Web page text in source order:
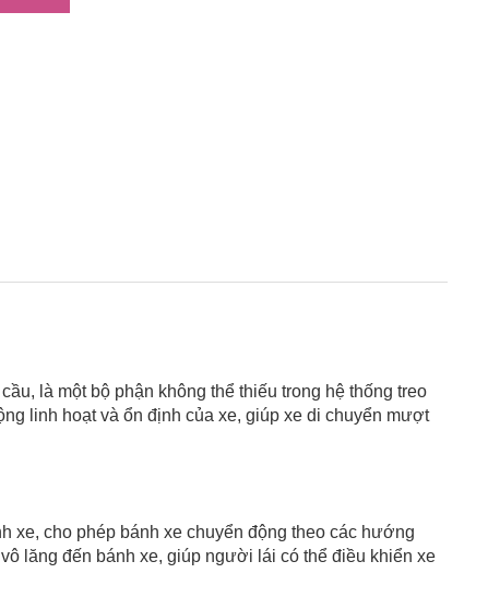
là một bộ phận không thể thiếu trong hệ thống treo
linh hoạt và ổn định của xe, giúp xe di chuyển mượt
xe, cho phép bánh xe chuyển động theo các hướng
lăng đến bánh xe, giúp người lái có thể điều khiển xe